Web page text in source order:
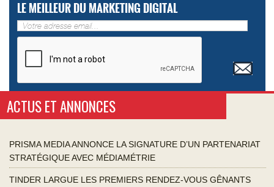
LE MEILLEUR DU MARKETING DIGITAL
ACTUS ET ANNONCES
PRISMA MEDIA ANNONCE LA SIGNATURE D’UN PARTENARIAT
STRATÉGIQUE AVEC MÉDIAMÉTRIE
TINDER LARGUE LES PREMIERS RENDEZ-VOUS GÊNANTS